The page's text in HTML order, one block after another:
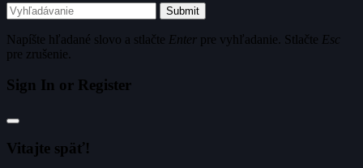
Submit
Napíšte hľadané slovo a stlačte Enter pre vyhľadanie. Stlačte Esc
pre zrušenie.
Sign In or Register
Vitajte späť!